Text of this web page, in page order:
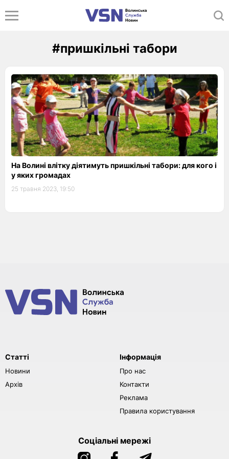
#пришкільні табори
На Волині влітку діятимуть пришкільні табори: для кого і
у яких громадах
25 травня 2023, 19:50
Статті
Новини
Архів
Інформація
Про нас
Контакти
Реклама
Правила користування
Соціальні мережі